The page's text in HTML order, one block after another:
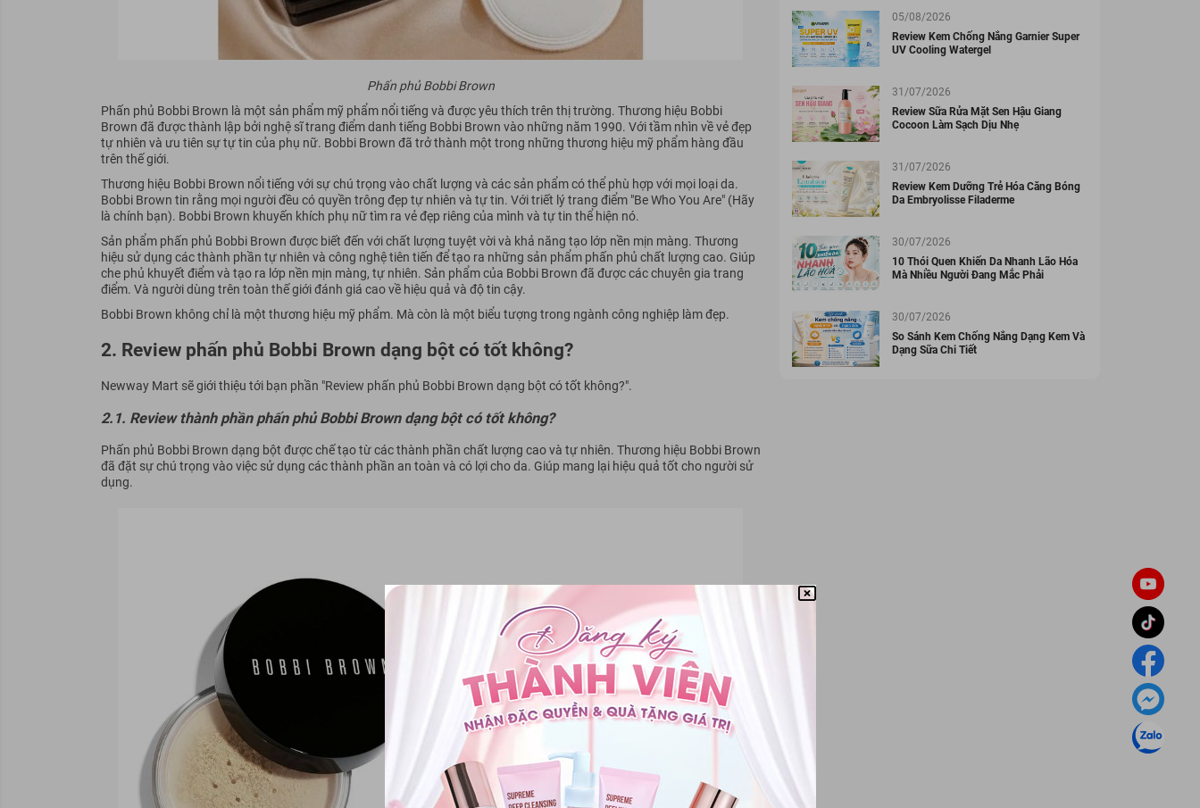
Phấn phủ Bobbi Brown
Phấn phủ Bobbi Brown là một sản phẩm mỹ phẩm nổi tiếng và được yêu thích trên thị trường. Thương hiệu Bobbi
Brown đã được thành lập bởi nghệ sĩ trang điểm danh tiếng Bobbi Brown vào những năm 1990. Với tầm nhìn về vẻ đẹp
tự nhiên và ưu tiên sự tự tin của phụ nữ. Bobbi Brown đã trở thành một trong những thương hiệu mỹ phẩm hàng đầu
trên thế giới.
Thương hiệu Bobbi Brown nổi tiếng với sự chú trọng vào chất lượng và các sản phẩm có thể phù hợp với mọi loại da.
Bobbi Brown tin rằng mọi người đều có quyền trông đẹp tự nhiên và tự tin. Với triết lý trang điểm "Be Who You Are" (Hãy
là chính bạn). Bobbi Brown khuyến khích phụ nữ tìm ra vẻ đẹp riêng của mình và tự tin thể hiện nó.
Sản phẩm phấn phủ Bobbi Brown được biết đến với chất lượng tuyệt vời và khả năng tạo lớp nền mịn màng. Thương
hiệu sử dụng các thành phần tự nhiên và công nghệ tiên tiến để tạo ra những sản phẩm phấn phủ chất lượng cao. Giúp
che phủ khuyết điểm và tạo ra lớp nền mịn màng, tự nhiên. Sản phẩm của Bobbi Brown đã được các chuyên gia trang
điểm. Và người dùng trên toàn thế giới đánh giá cao về hiệu quả và độ tin cậy.
Bobbi Brown không chỉ là một thương hiệu mỹ phẩm. Mà còn là một biểu tượng trong ngành công nghiệp làm đẹp.
2. Review phấn phủ Bobbi Brown dạng bột có tốt không?
Newway Mart sẽ giới thiệu tới bạn phần "Review phấn phủ Bobbi Brown dạng bột có tốt không?".
2.1. Review thành phần phấn phủ Bobbi Brown dạng bột có tốt không?
Phấn phủ Bobbi Brown dạng bột được chế tạo từ các thành phần chất lượng cao và tự nhiên. Thương hiệu Bobbi Brown
đã đặt sự chú trọng vào việc sử dụng các thành phần an toàn và có lợi cho da. Giúp mang lại hiệu quả tốt cho người sử
dụng.
05/08/2026
Review Kem Chống Nắng Garnier Super
UV Cooling Watergel
31/07/2026
Review Sữa Rửa Mặt Sen Hậu Giang
Cocoon Làm Sạch Dịu Nhẹ
31/07/2026
Review Kem Dưỡng Trẻ Hóa Căng Bóng
Da Embryolisse Filaderme
30/07/2026
10 Thói Quen Khiến Da Nhanh Lão Hóa
Mà Nhiều Người Đang Mắc Phải
30/07/2026
So Sánh Kem Chống Nắng Dạng Kem Và
Dạng Sữa Chi Tiết